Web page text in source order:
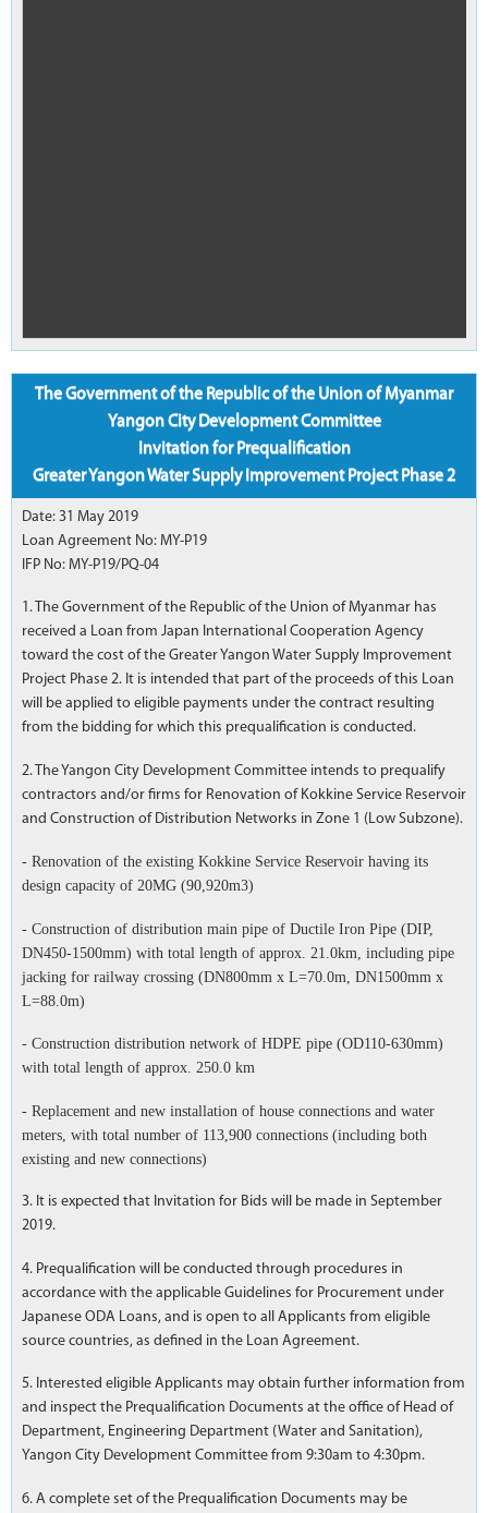
The Government of the Republic of the Union of Myanmar
Yangon City Development Committee
Invitation for Prequalification
Greater Yangon Water Supply Improvement Project Phase 2
Date: 31 May 2019
Loan Agreement No: MY-P19
IFP No: MY-P19/PQ-04
1. The Government of the Republic of the Union of Myanmar has
received a Loan from Japan International Cooperation Agency
toward the cost of the Greater Yangon Water Supply Improvement
Project Phase 2. It is intended that part of the proceeds of this Loan
will be applied to eligible payments under the contract resulting
from the bidding for which this prequalification is conducted.
2. The Yangon City Development Committee intends to prequalify
contractors and/or firms for Renovation of Kokkine Service Reservoir
and Construction of Distribution Networks in Zone 1 (Low Subzone).
- Renovation of the existing Kokkine Service Reservoir having its
design capacity of 20MG (90,920m3)
- Construction of distribution main pipe of Ductile Iron Pipe (DIP,
DN450-1500mm) with total length of approx. 21.0km, including pipe
jacking for railway crossing (DN800mm x L=70.0m, DN1500mm x
L=88.0m)
- Construction distribution network of HDPE pipe (OD110-630mm)
with total length of approx. 250.0 km
- Replacement and new installation of house connections and water
meters, with total number of 113,900 connections (including both
existing and new connections)
3. It is expected that Invitation for Bids will be made in September
2019.
4. Prequalification will be conducted through procedures in
accordance with the applicable Guidelines for Procurement under
Japanese ODA Loans, and is open to all Applicants from eligible
source countries, as defined in the Loan Agreement.
5. Interested eligible Applicants may obtain further information from
and inspect the Prequalification Documents at the office of Head of
Department, Engineering Department (Water and Sanitation),
Yangon City Development Committee from 9:30am to 4:30pm.
6. A complete set of the Prequalification Documents may be